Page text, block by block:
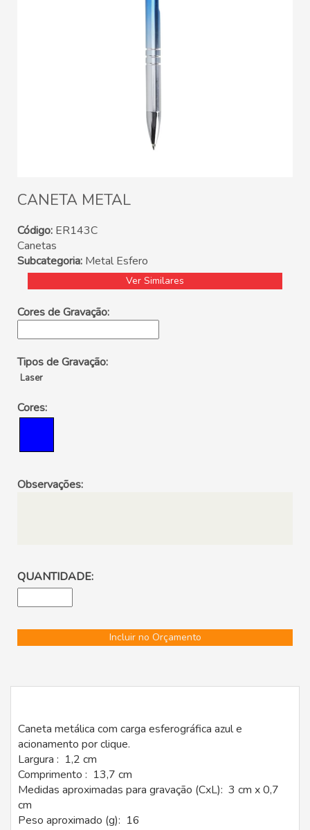
CANETA METAL
Código: ER143C
Canetas
Subcategoria: Metal Esfero
Ver Similares
Cores de Gravação:
Tipos de Gravação:
Laser
Cores:
Observações:
QUANTIDADE:
Incluir no Orçamento
Caneta metálica com carga esferográfica azul e
acionamento por clique.
Largura : 1,2 cm
Comprimento : 13,7 cm
Medidas aproximadas para gravação (CxL): 3 cm x 0,7
cm
Peso aproximado (g): 16